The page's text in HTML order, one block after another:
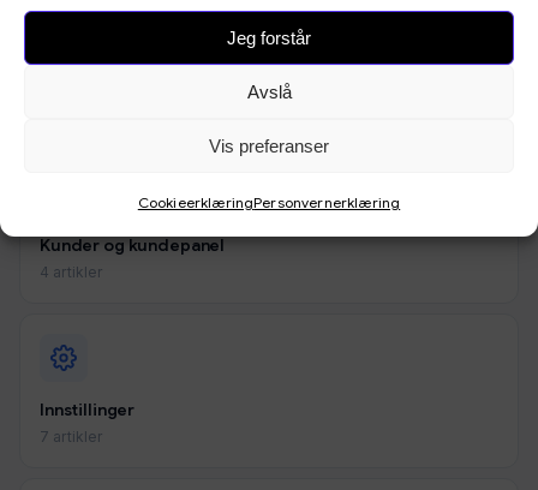
Jeg forstår
Avslå
Vis preferanser
CookieerklæringPersonvernerklæring
Kunder og kundepanel
4 artikler
Innstillinger
7 artikler